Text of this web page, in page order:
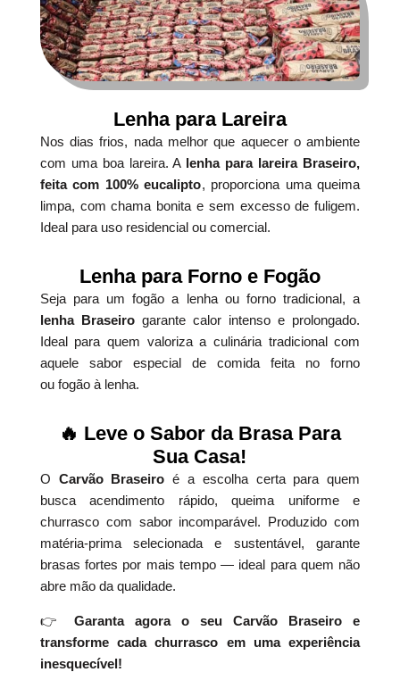
Lenha para Lareira
Nos dias frios, nada melhor que aquecer o ambiente
com uma boa lareira. A lenha para lareira Braseiro,
feita com 100% eucalipto, proporciona uma queima
limpa, com chama bonita e sem excesso de fuligem.
Ideal para uso residencial ou comercial.
Lenha para Forno e Fogão
Seja para um fogão a lenha ou forno tradicional, a
lenha Braseirogarante calor intenso e prolongado.
Ideal para quem valoriza a culinária tradicional com
aquele sabor especial de comida feita no forno
ou fogão à lenha.
🔥 Leve o Sabor da Brasa Para
Sua Casa!
O Carvão Braseiro é a escolha certa para quem
busca acendimento rápido, queima uniforme e
churrasco com sabor incomparável. Produzido com
matéria-prima selecionada e sustentável, garante
brasas fortes por mais tempo — ideal para quem não
abre mão da qualidade.
👉
Garanta agora o seu Carvão Braseiro e
transforme cada churrasco em uma experiência
inesquecível!